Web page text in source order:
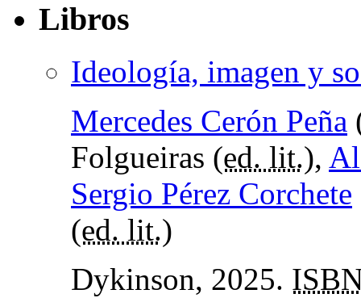
Libros
Ideología, imagen y
Mercedes Cerón Peña
Folgueiras (ed. lit.),
Sergio Pérez Corchete
(ed. lit.)
Dykinson, 2025.